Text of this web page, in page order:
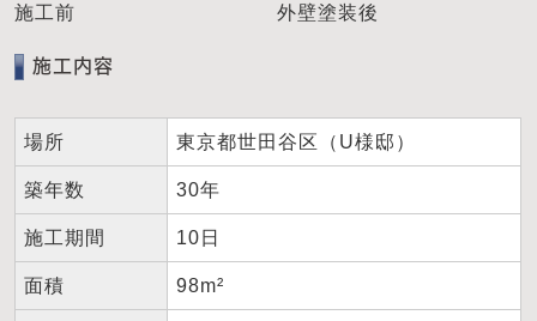
施工前 外壁塗装後
施工内容
場所 東京都世田谷区（U様邸）
築年数 30年
施工期間 10日
面積 98m²